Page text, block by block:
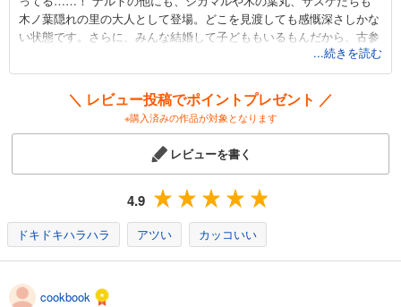
完結
カート
試し読み
円 (税込)
カート
試し読み
あらすじを表示する
459円 (税込)
カート
木ノ葉隠れの里の大人として登場。どこを見渡しても感慨深さしかな
い状態です。さらに、みんな結婚して子どももいるもんだから、古参
読者は完全に親目線で見守ってしまいます。「口癖がお母さんと一緒
なんだな、フフッ」「見た目はお母さん似だけど、性格はお父さん似
かな？（^^）」と、親戚のおばちゃんのような気持ちすら湧いてく
しかし、本作は単なる『NARUTO』の同窓会作品ではありません。主
人公はあくまでボルトをはじめとした次世代の子どもたち。いかにも
現代っ子な彼らがテクノロジーと共存しながら「忍」として成長して
いく姿からは、「THEジャンプ・ヒーロー」だった親世代とは違う物
開にも期待が高まります！
本作では岸本斉史先生は監修というポジションですが、作画は
超絶画力で、我々をまた木ノ葉隠れの里へ連れて行ってくれます。
...続きを読む
＼ レビュー投稿でポイントプレゼント ／
※購入済みの作品が対象となります
レビューを書く
4.9
ドキドキハラハラ アツい カッコいい
cookbook